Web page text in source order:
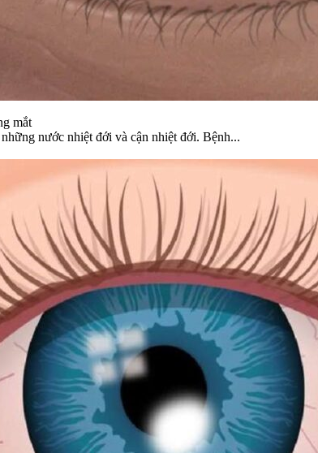
mắt
nước nhiệt đới và cận nhiệt đới. Bệnh...